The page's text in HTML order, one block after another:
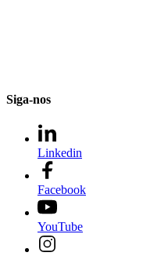
Siga-nos
Linkedin
Facebook
YouTube